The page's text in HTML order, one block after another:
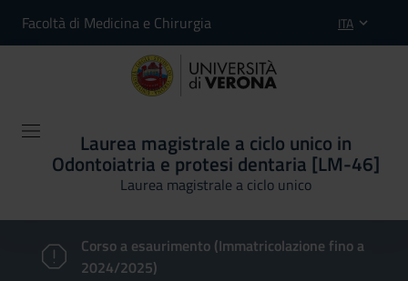
Facoltà di Medicina e Chirurgia ITA
Laurea magistrale a ciclo unico in
Odontoiatria e protesi dentaria [LM-46]
Laurea magistrale a ciclo unico
Corso a esaurimento (Immatricolazione fino a
2024/2025)